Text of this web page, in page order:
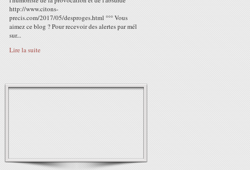
http://www.citons-
precis.com/2017/05/desproges.html °°° Vous
aimez ce blog ? Pour recevoir des alertes par mél
sur...
Lire la suite